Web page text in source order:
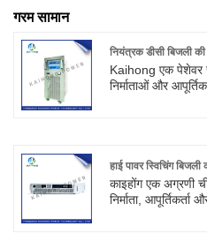
गरम सामान
नियंत्रक डीसी बिजली की
Kaihong एक पेशेवर
निर्माताओं और
हाई पावर स्विचिंग बिजली
काइहोंग एक अग्रणी
निर्माता,